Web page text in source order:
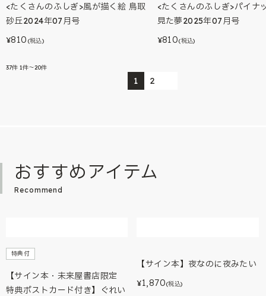
<たくさんのふしぎ>風が描く絵 鳥取
砂丘2024年07月号
¥810 (税込)
<たくさんのふしぎ>パイナ
見た夢2025年07月号
¥810(税込)
37件 1件～20件
1 2
おすすめアイテム
Recommend
特典付
【サイン本・未来屋書店限定
特典ポストカード付き】ぐれい
【サイン本】夜なのに夜みたい
¥1,870(税込)